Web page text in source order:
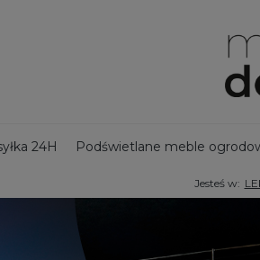
24H Podświetlane meble
Dekoracyjny zbiornik na
Donice na taras Ozdoby
Jesteś w: